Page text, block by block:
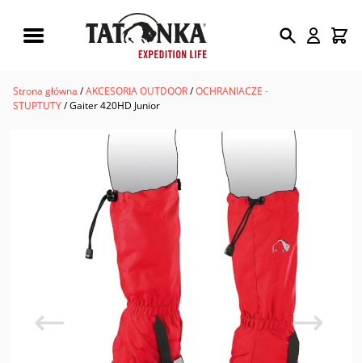
produktów
Strona główna /AKCESORIA OUTDOOR/OCHRANIACZE -
STUPTUTY/ Gaiter 420HD Junior